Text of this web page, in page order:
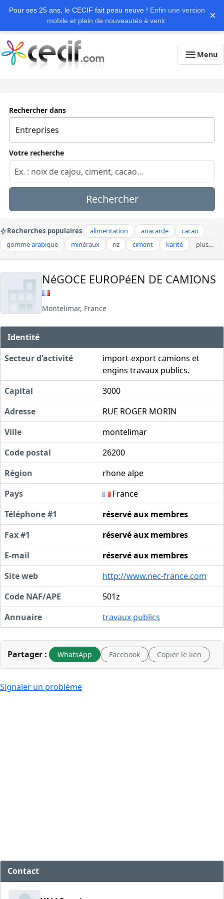
Pour ses 25 ans, le CECIF fait peau neuve ! Enfin une version
mobile et plein de nouveautés à venir.
×
Menu
Rechercher dans
Votre recherche
Rechercher
Recherches populaires alimentation anacarde
cacao
gomme arabique
minéraux riz ciment karité plus…
NéGOCE EUROPéEN DE CAMIONS
Montelimar, France
Identité
Secteur d'activité
import-export camions et
engins travaux publics.
Capital
3000
Adresse
RUE ROGER MORIN
Ville
montelimar
Code postal
26200
Région
rhone alpe
Pays
France
Téléphone #1
réservé aux membres
Fax #1
réservé aux membres
E-mail
réservé aux membres
Site web
http://www.nec-france.com
Code NAF/APE
501z
Annuaire
travaux publics
Partager : WhatsApp Facebook Copier le lien
Signaler un problème
Contact